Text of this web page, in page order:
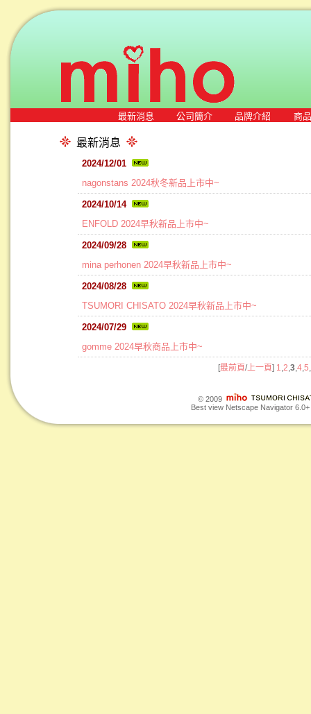
最新消息 公司簡介 品牌介紹 商
最新消息
2024/12/01
nagonstans 2024秋冬新品上市中~
2024/10/14
ENFOLD 2024早秋新品上市中~
2024/09/28
mina perhonen 2024早秋新品上市中~
2024/08/28
TSUMORI CHISATO 2024早秋新品上市中~
2024/07/29
gomme 2024早秋商品上市中~
[最前頁/上一頁] 1 2 3 4 5
© 2009
Best view Netscape Navigator